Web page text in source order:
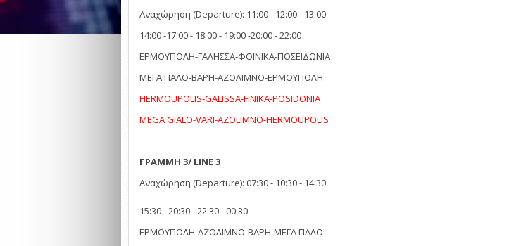
Αναχώρηση (Departure): 11:00 - 12:00 - 13:00
14:00 -17:00 - 18:00 - 19:00 -20:00 - 22:00
EΡΜΟΥΠΟΛΗ-ΓΑΛΗΣΣΑ-ΦΟΙΝΙΚΑ-ΠΟΣΕΙΔΩΝΙΑ
ΜΕΓΑ ΓΙΑΛΟ-ΒΑΡΗ-ΑΖΟΛΙΜΝΟ-EΡΜΟΥΠΟΛΗ
HERMOUPOLIS-GALISSA-FINIKA-POSIDONIA
MEGA GIALO-VARI-AZOLIMNO-HERMOUPOLIS
ΓΡΑΜΜΗ 3/ LINE 3
Αναχώρηση (Departure): 07:30 - 10:30 - 14:30
15:30 - 20:30 - 22:30 - 00:30
ΕΡΜΟΥΠΟΛΗ-ΑΖΟΛΙΜΝΟ-ΒΑΡΗ-ΜΕΓΑ ΓΙΑΛΟ